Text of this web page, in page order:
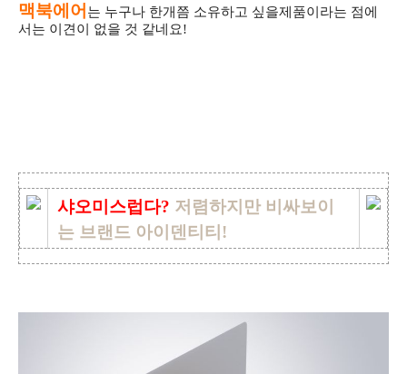
맥북에어 는 누구나 한개쯤 소유하고 싶을제품이라는 점에
서는 이견이 없을 것 같네요!
샤오미스럽다? 저렴하지만 비싸보이
는 브랜드 아이덴티티!